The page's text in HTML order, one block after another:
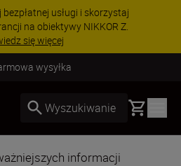
NA AKCESORIA | Oszczędź 15%
akcesoriach i skompletuj swój
zestaw już dzisiaj!
wysyłka
Wyszukiwanie Basket
informacji